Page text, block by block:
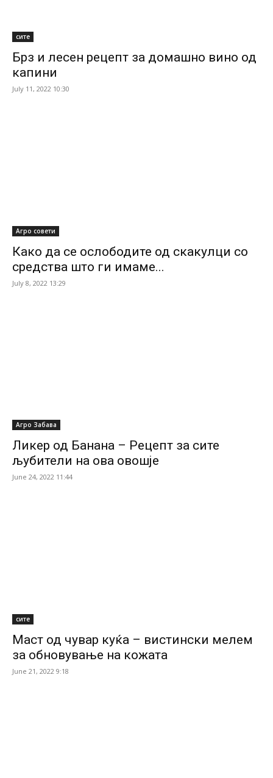
сите
Брз и лесен рецепт за домашно вино од
капини
July 11, 2022 10:30
Агро совети
Како да се ослободите од скакулци со
средства што ги имаме...
July 8, 2022 13:29
Агро Забава
Ликер од Банана – Рецепт за сите
љубители на ова овошје
June 24, 2022 11:44
сите
Маст од чувар куќа – вистински мелем
за обновување на кожата
June 21, 2022 9:18